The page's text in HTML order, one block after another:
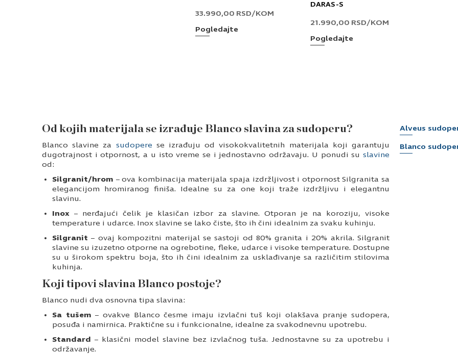
33.990,00 RSD/KOM
Pogledajte
DARAS-S
21.990,00 RSD/KOM
Pogledajte
Od kojih materijala se izrađuje Blanco slavina za sudoperu?
Blanco slavine za sudopere se izrađuju od visokokvalitetnih materijala koji garantuju
dugotrajnost i otpornost, a u isto vreme se i jednostavno održavaju. U ponudi su slavine
od:
Silgranit/hrom – ova kombinacija materijala spaja izdržljivost i otpornost Silgranita sa
elegancijom hromiranog finiša. Idealne su za one koji traže izdržljivu i elegantnu
slavinu.
Inox – nerđajući čelik je klasičan izbor za slavine. Otporan je na koroziju, visoke
temperature i udarce. Inox slavine se lako čiste, što ih čini idealnim za svaku kuhinju.
Silgranit – ovaj kompozitni materijal se sastoji od 80% granita i 20% akrila. Silgranit
slavine su izuzetno otporne na ogrebotine, fleke, udarce i visoke temperature. Dostupne
su u širokom spektru boja, što ih čini idealnim za usklađivanje sa različitim stilovima
kuhinja.
Koji tipovi slavina Blanco postoje?
Blanco nudi dva osnovna tipa slavina:
Sa tušem – ovakve Blanco česme imaju izvlačni tuš koji olakšava pranje sudopera,
posuđa i namirnica. Praktične su i funkcionalne, idealne za svakodnevnu upotrebu.
Standard – klasični model slavine bez izvlačnog tuša. Jednostavne su za upotrebu i
održavanje.
Alveus
Blanco